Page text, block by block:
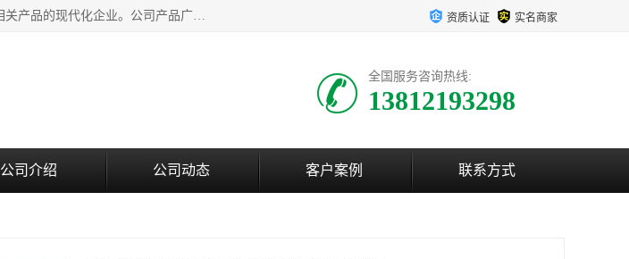
无锡昌鸿钢格板有限公司是专业生产和销售各类镀锌钢格板、镀锌钢格栅、不锈钢钢格及其相关产品的现代化企业。公司产品广泛运用于石油、化工、港口、电力、运输、造纸、医药、钢铁、食品、市政、房地产、制造业等各个领域。 资质认证 实名商家
全国服务咨询热线:
13812193298
公司介绍 公司动态 客户案例 联系方式